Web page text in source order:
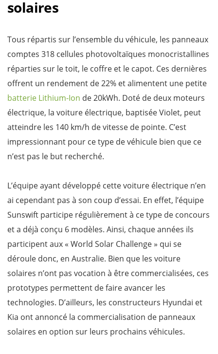
solaires
Tous répartis sur l’ensemble du véhicule, les panneaux
comptes 318 cellules photovoltaïques monocristallines
réparties sur le toit, le coffre et le capot. Ces dernières
offrent un rendement de 22% et alimentent une petite
batterie Lithium-Ion de 20kWh. Doté de deux moteurs
électrique, la voiture électrique, baptisée Violet, peut
atteindre les 140 km/h de vitesse de pointe. C’est
impressionnant pour ce type de véhicule bien que ce
n’est pas le but recherché.
L’équipe ayant développé cette voiture électrique n’en
ai cependant pas à son coup d’essai. En effet, l’équipe
Sunswift participe régulièrement à ce type de concours
et a déjà conçu 6 modèles. Ainsi, chaque années ils
participent aux « World Solar Challenge » qui se
déroule donc, en Australie. Bien que les voiture
solaires n’ont pas vocation à être commercialisées, ces
prototypes permettent de faire avancer les
technologies. D’ailleurs, les constructeurs Hyundai et
Kia ont annoncé la commercialisation de panneaux
solaires en option sur leurs prochains véhicules.